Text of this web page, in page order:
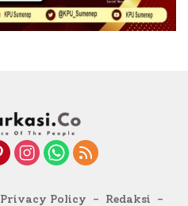
Privacy Policy Redaksi